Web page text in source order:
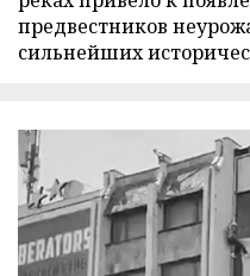
предвестников
сильнейших